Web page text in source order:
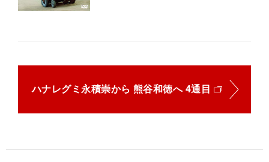
ハナレグミ永積崇から 熊谷和徳へ 4通目